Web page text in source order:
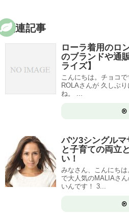
関連記事
ローラ着用のロ
のブランドや通
ライズ】
こんにちは。チョコ
ROLAさんが 久しぶ
ね。 ...
バツ3シングル
と子育ての両立
い！
みなさん、こんにち
で大人気のMALIAさ
いんです！ 3...